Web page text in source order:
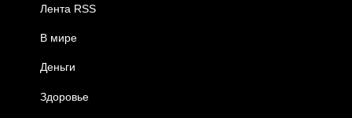
Лента RSS
В мире
Деньги
Здоровье